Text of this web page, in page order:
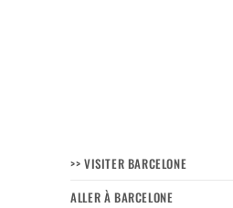
>> VISITER BARCELONE
ALLER À BARCELONE